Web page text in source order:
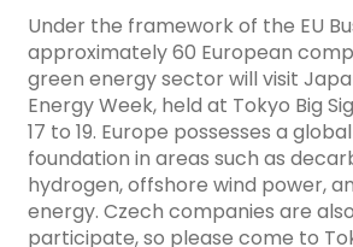
Under the framework of the EU
approximately 60 European
green energy sector will visit
Energy Week, held at Tokyo Big
17 to 19. Europe possesses a
foundation in areas such as
hydrogen, offshore wind power,
energy. Czech companies are
participate, so please come to